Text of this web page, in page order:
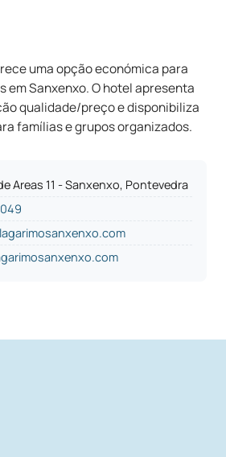
uma opção económica para
em Sanxenxo. O hotel apresenta
qualidade/preço e disponibiliza
famílias e grupos organizados.
Areas 11 - Sanxenxo, Pontevedra